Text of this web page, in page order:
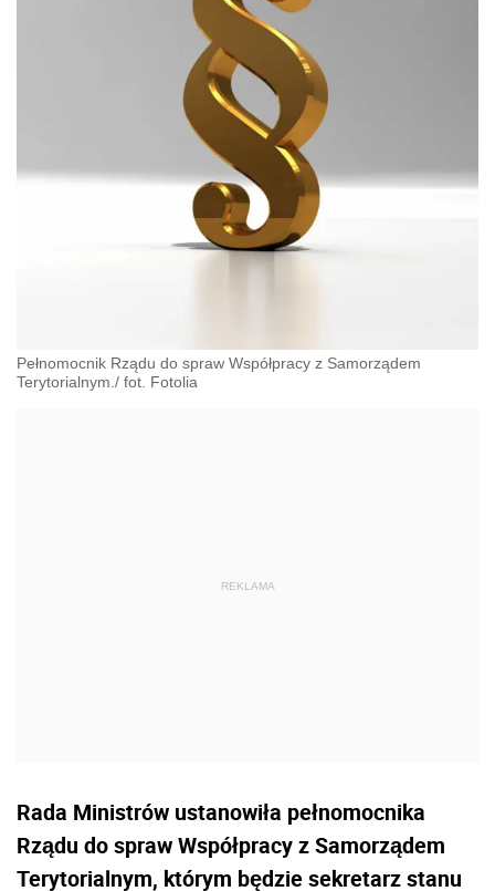
Pełnomocnik Rządu do spraw Współpracy z Samorządem
Terytorialnym./ fot. Fotolia
Rada Ministrów ustanowiła pełnomocnika
Rządu do spraw Współpracy z Samorządem
Terytorialnym, którym będzie sekretarz stanu